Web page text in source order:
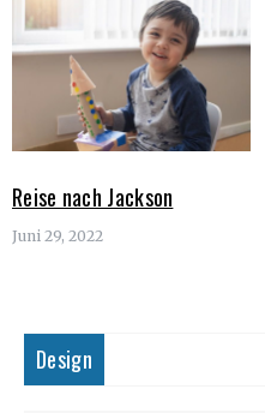
Reise nach Jackson
Juni 29, 2022
Design